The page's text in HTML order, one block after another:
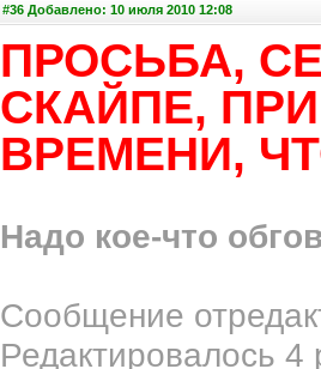
#36 Добавлено: 10 июля 2010 12:08
ПРОСЬБА,
СКАЙПЕ,
ВРЕМЕНИ,
Надо кое-что
Сообщение
Редактировалось 4